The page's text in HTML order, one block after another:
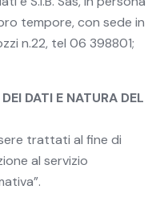
tempore, con sede in
n.22, tel 06 398801;
DATI E NATURA DEL
trattati al fine di
al servizio